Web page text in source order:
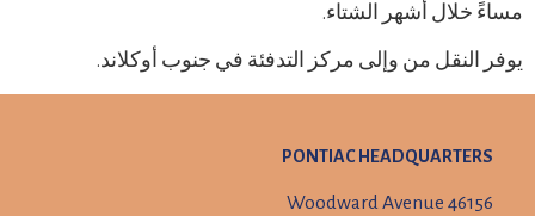
مساءً خلال أشهر الشتاء.
يوفر النقل من وإلى مركز التدفئة في جنوب أوكلاند.
PONTIAC HEADQUARTERS
46156 Woodward Avenue